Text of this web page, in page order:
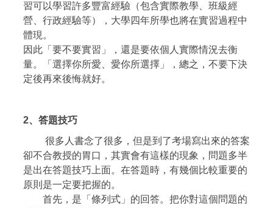
習可以學習許多豐富經驗（包含實際教學、班級經
營、行政經驗等），大學四年所學也將在實習過程中
體現。
因此「要不要實習」，還是要依個人實際情況去衡
量。「選擇你所愛、愛你所選擇」，總之，不要下決
定後再來後悔就好。
2、 答題技巧
很多人書念了很多，但是到了考場寫出來的答案
卻不合教授的胃口，其實會有這樣的現象，問題多半
是出在答題技巧上面。在答題時，有幾個比較重要的
原則是一定要把握的。
首先，是「條列式」的回答。把你對這個問題的